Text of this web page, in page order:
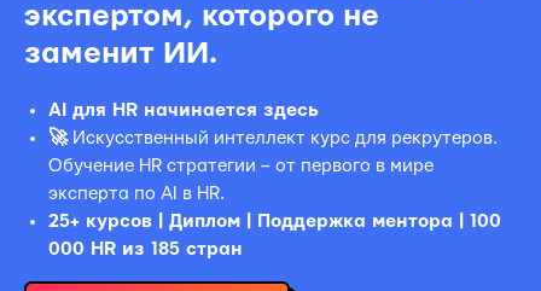
экспертом, которого не
заменит ИИ.
AI для HR начинается здесь
🚀Искусственный интеллект курс для рекрутеров.
Обучение HR стратегии – от первого в мире
эксперта по AI в HR.
25+ курсов | Диплом | Поддержка ментора | 100
000 HR из 185 стран